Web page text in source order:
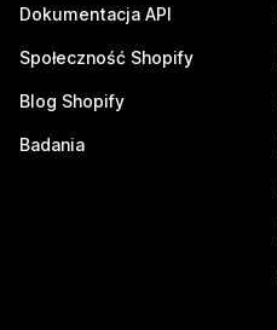
Dokumentacja API
Społeczność Shopify
Blog Shopify
Badania